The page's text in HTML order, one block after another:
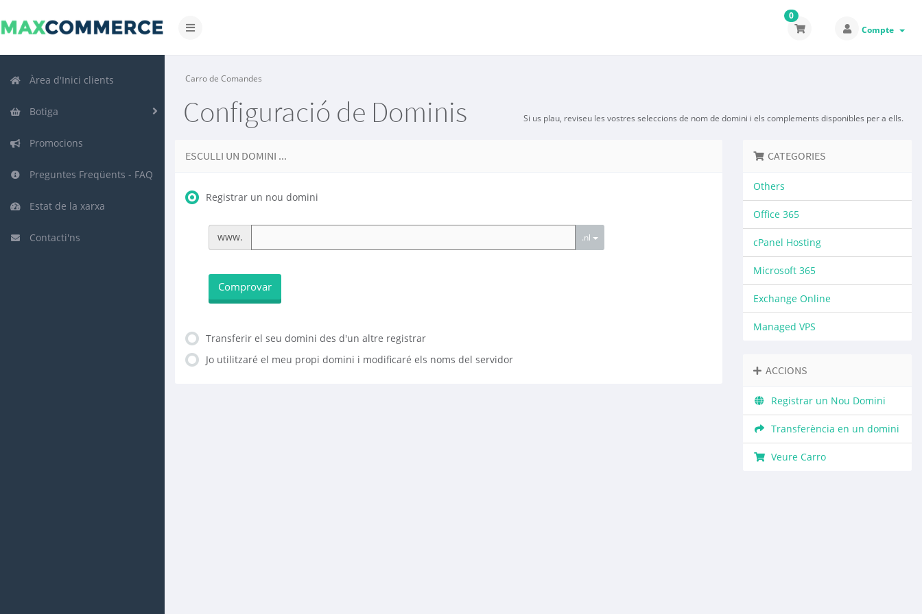
Canvia
navegació
0
Compte
Àrea d'Inici clients
Botiga
Promocions
Preguntes Freqüents - FAQ
Estat de la xarxa
Contacti'ns
Carro de Comandes
Configuració de Dominis Si us plau, reviseu les vostres seleccions de nom de domini i els complements disponibles per a ells.
ESCULLI UN DOMINI ...
Registrar un nou domini
www. .nl
Comprovar
Transferir el seu domini des d'un altre registrar
Jo utilitzaré el meu propi domini i modificaré els noms del servidor
CATEGORIES
Others
Office 365
cPanel Hosting
Microsoft 365
Exchange Online
Managed VPS
ACCIONS
Registrar un Nou Domini
Transferència en un domini
Veure Carro